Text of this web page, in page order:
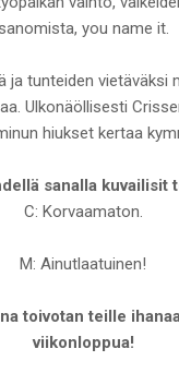
sanomista, you name it.
ja tunteiden vietäväksi
Ulkonäöllisesti
hiukset kertaa
sanalla kuvailisit
C: Korvaamaton.
M: Ainutlaatuinen!
toivotan teille
viikonloppua!